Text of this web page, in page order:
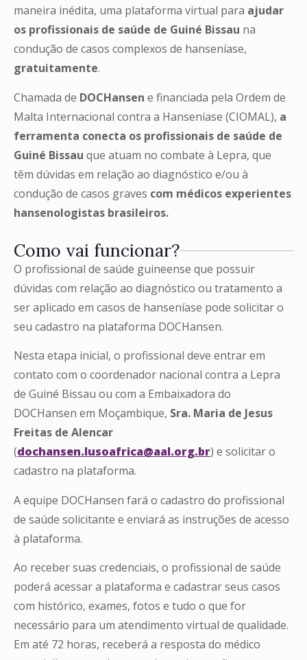
maneira inédita, uma plataforma virtual para ajudar
os profissionais de saúde de Guiné Bissau na
condução de casos complexos de hanseníase,
gratuitamente.
Chamada de DOCHansen e financiada pela Ordem de
Malta Internacional contra a Hanseníase (CIOMAL), a
ferramenta conecta os profissionais de saúde de
Guiné Bissau que atuam no combate à Lepra, que
têm dúvidas em relação ao diagnóstico e/ou à
condução de casos graves com médicos experientes
hansenologistas brasileiros.
Como vai funcionar?
O profissional de saúde guineense que possuir
dúvidas com relação ao diagnóstico ou tratamento a
ser aplicado em casos de hanseníase pode solicitar o
seu cadastro na plataforma DOCHansen.
Nesta etapa inicial, o profissional deve entrar em
contato com o coordenador nacional contra a Lepra
de Guiné Bissau ou com a Embaixadora do
DOCHansen em Moçambique, Sra. Maria de Jesus
Freitas de Alencar
(dochansen.lusoafrica@aal.org.br) e solicitar o
cadastro na plataforma.
A equipe DOCHansen fará o cadastro do profissional
de saúde solicitante e enviará as instruções de acesso
à plataforma.
Ao receber suas credenciais, o profissional de saúde
poderá acessar a plataforma e cadastrar seus casos
com histórico, exames, fotos e tudo o que for
necessário para um atendimento virtual de qualidade.
Em até 72 horas, receberá a resposta do médico